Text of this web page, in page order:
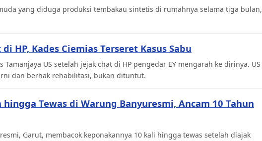
yang diduga produksi tembakau sintetis di rumahnya selama tiga bulan,
HP, Kades Ciemias Terseret Kasus Sabu
Tamanjaya US setelah jejak chat di HP pengedar EY mengarah ke dirinya. US
dan berhak rehabilitasi, bukan dituntut.
hingga Tewas di Warung Banyuresmi, Ancam 10 Tahun
Garut, membacok keponakannya 10 kali hingga tewas setelah diajak